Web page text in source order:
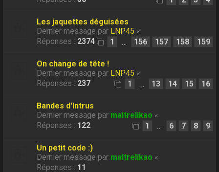
Les jaquettes déguisées
Dernier message par LNP45 «
Réponses : 2374 1 … 156 157 158 159
On change de tête !
Dernier message par LNP45 «
Réponses : 237 1 … 13 14 15 16
Bandes d'Intrus
Dernier message par maitrelikao «
Réponses : 122 1 … 6 7 8 9
Un petit code :)
Dernier message par maitrelikao «
Réponses : 11